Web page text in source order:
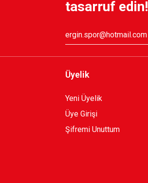
tasarruf edin!
Üyelik
Yeni Üyelik
Üye Girişi
Şifremi Unuttum